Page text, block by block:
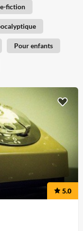
fiction
Pour enfants
5.0